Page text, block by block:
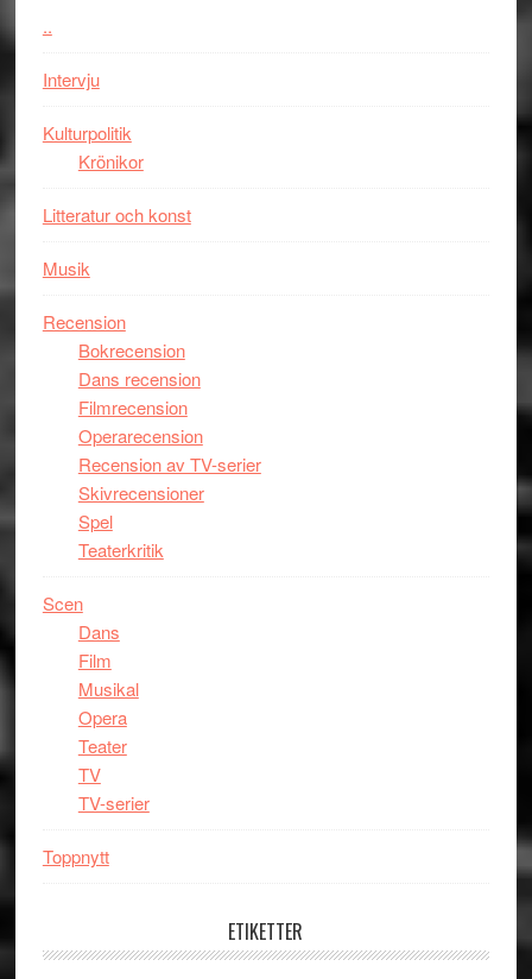
..
Intervju
Kulturpolitik
Krönikor
Litteratur och konst
Musik
Recension
Bokrecension
Dans recension
Filmrecension
Operarecension
Recension av TV-serier
Skivrecensioner
Spel
Teaterkritik
Scen
Dans
Film
Musikal
Opera
Teater
TV
TV-serier
Toppnytt
ETIKETTER